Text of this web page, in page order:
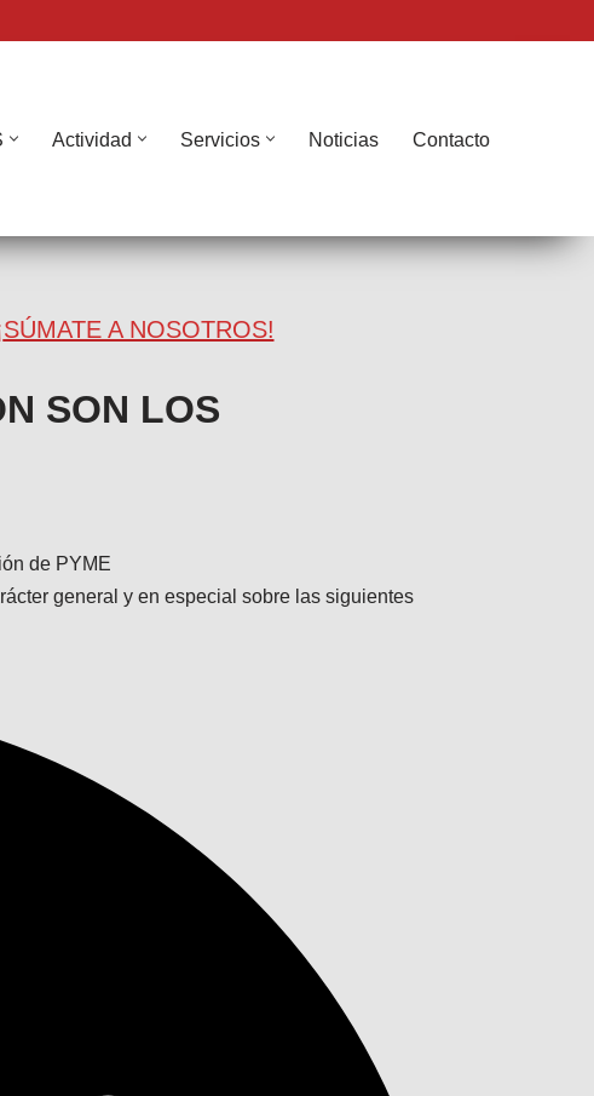
Actividad Servicios Noticias Contacto
SÚMATE A NOSOTROS!
SON LOS
de PYME
general y en especial sobre las siguientes